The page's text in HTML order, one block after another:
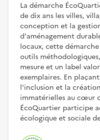
La démarche
de dix ans les villes,
conception et la
d'aménagement
locaux, cette
outils
mesure et un label
exemplaires. En
l'inclusion et la
immatérielles au cœur
ÉcoQuartier participe
écologique et sociale